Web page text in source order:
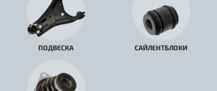
ПОДВЕСКА САЙЛЕНТБЛОКИ